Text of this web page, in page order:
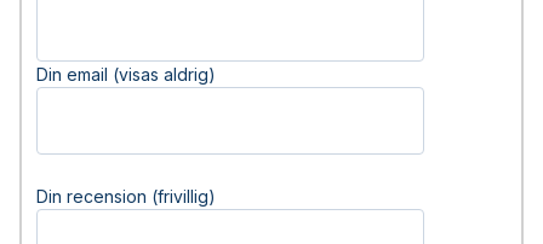
Din email (visas aldrig)
Din recension (frivillig)